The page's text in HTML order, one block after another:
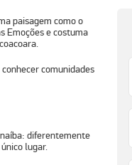
paisagem como o
Emoçõese costuma
.
comunidades
diferentemente
lugar.